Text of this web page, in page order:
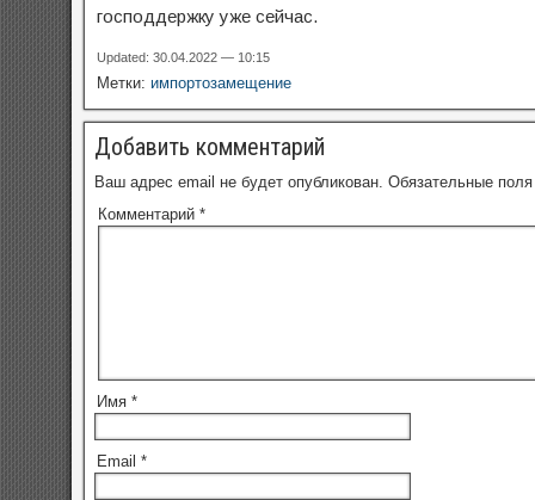
господдержку уже сейчас.
Updated: 30.04.2022 — 10:15
Метки: импортозамещение
Добавить комментарий
Ваш адрес email не будет опубликован. Обязательные
Комментарий *
Имя *
Email *